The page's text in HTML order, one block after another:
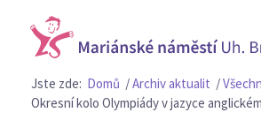
Jste zde: Domů /Archiv aktualit /
Okresní kolo Olympiády v jazyce anglickém